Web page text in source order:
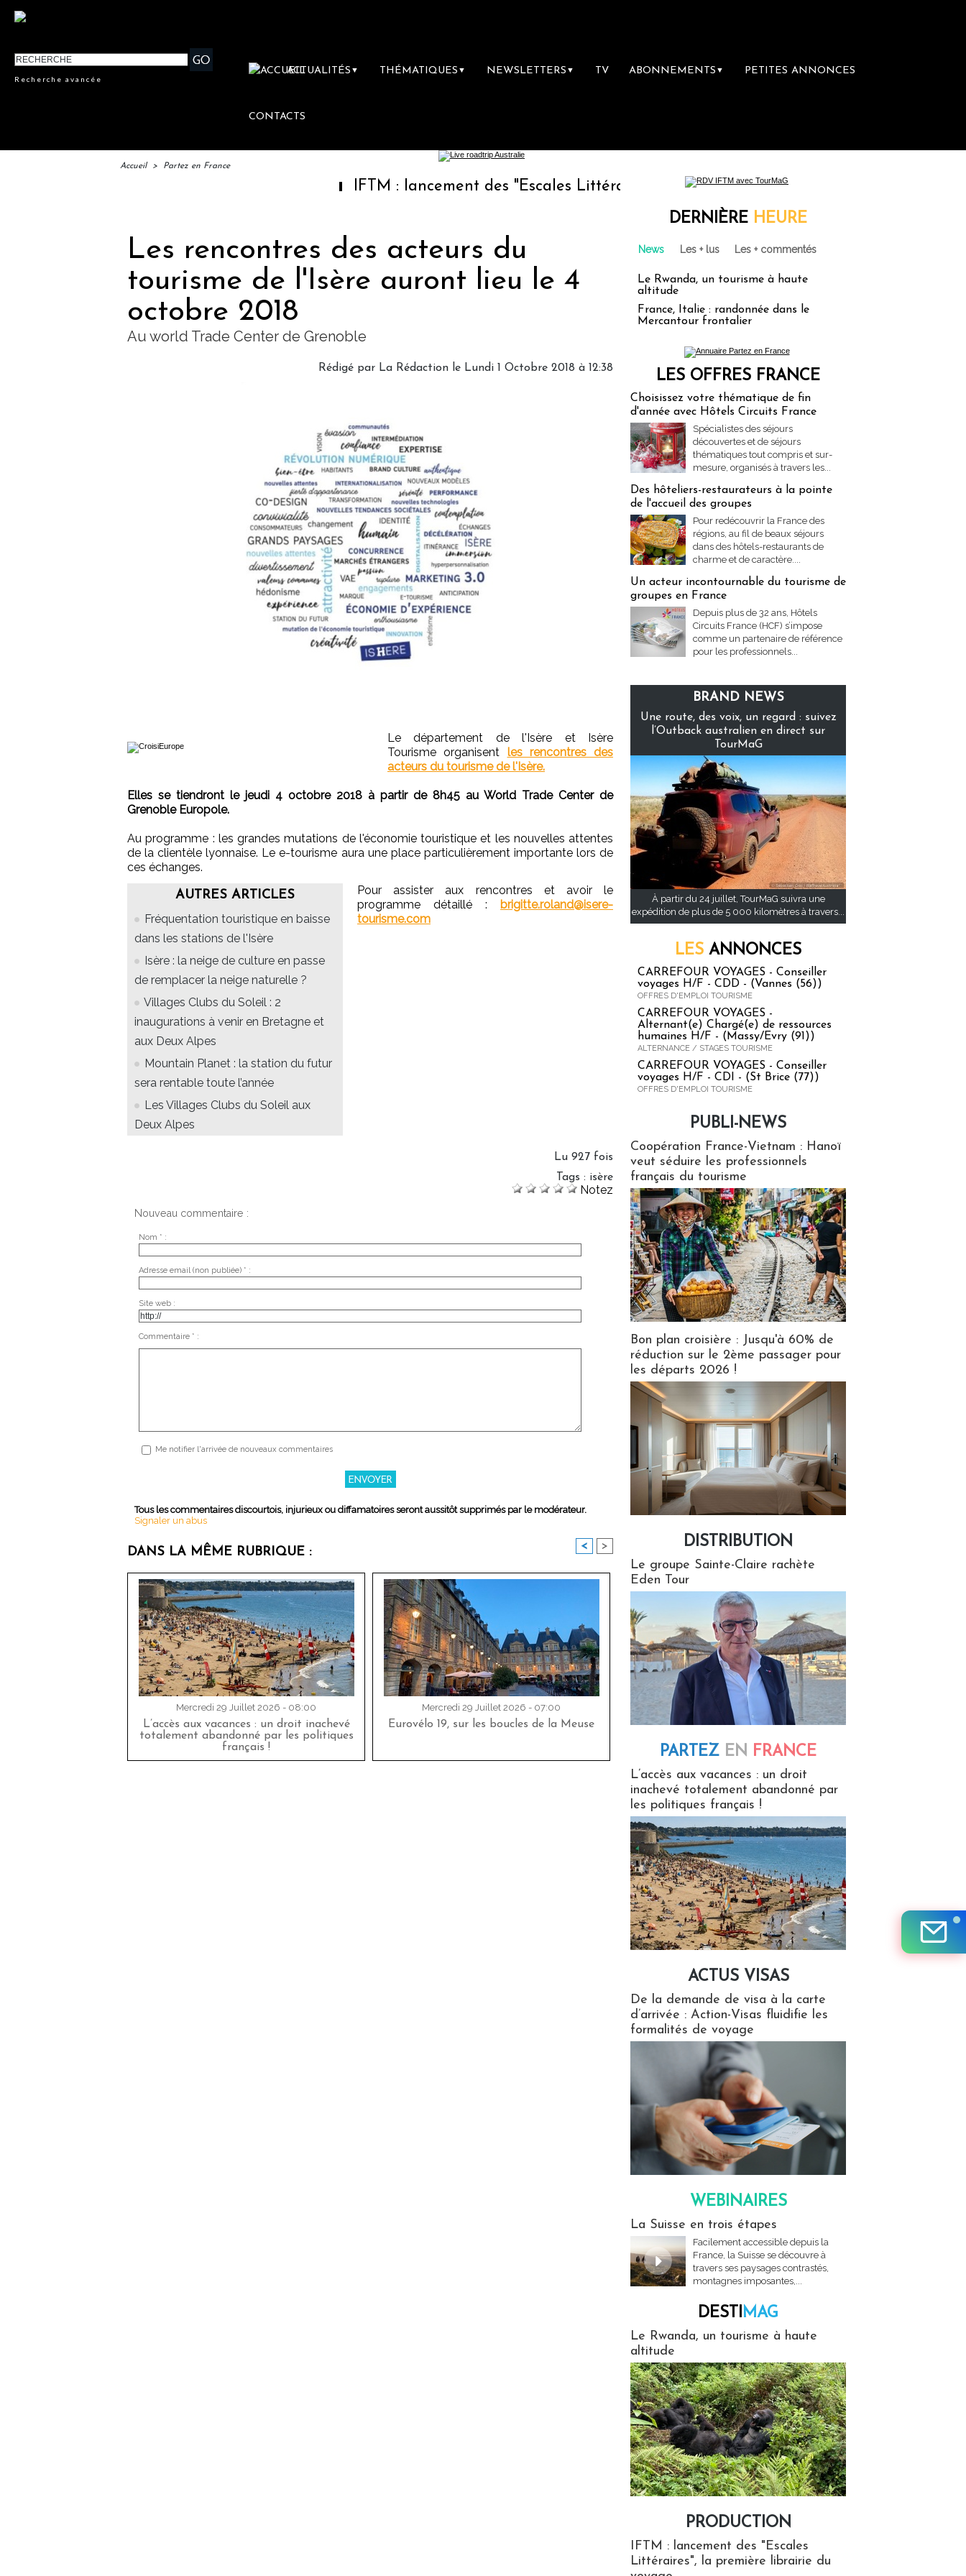
Recherche avancée
ACTUALITÉS ▼ THÉMATIQUES ▼ NEWSLETTERS ▼ TV ABONNEMENTS ▼ PETITES ANNONCES
CONTACTS
Accueil > Partez en France
IFTM : lancement des "Escales Littéraires", la première librairie du voyage
Les rencontres des acteurs du
tourisme de l'Isère auront lieu le 4
octobre 2018
Au world Trade Center de Grenoble
Rédigé par La Rédaction le Lundi 1 Octobre 2018 à 12:38
Le département de l'Isère et Isère
Tourisme organisent les rencontres des
acteurs du tourisme de l'Isère.
Elles se tiendront le jeudi 4 octobre 2018 à partir de 8h45 au World Trade Center de
Grenoble Europole.
Au programme : les grandes mutations de l'économie touristique et les nouvelles attentes
de la clientèle lyonnaise. Le e-tourisme aura une place particulièrement importante lors de
ces échanges.
AUTRES ARTICLES
Fréquentation touristique en baisse
dans les stations de l'Isère
Isère : la neige de culture en passe
de remplacer la neige naturelle ?
Villages Clubs du Soleil : 2
inaugurations à venir en Bretagne et
aux Deux Alpes
Mountain Planet : la station du futur
sera rentable toute l’année
Les Villages Clubs du Soleil aux
Deux Alpes
Pour assister aux rencontres et avoir le
programme détaillé : brigitte.roland@isere-
tourisme.com
Lu 927 fois
Tags : isère
Notez
Nouveau commentaire :
Nom * :
Adresse email (non publiée) * :
Site web :
Commentaire * :
Me notifier l'arrivée de nouveaux commentaires
Tous les commentaires discourtois, injurieux ou diffamatoires seront aussitôt supprimés par le modérateur.
Signaler un abus
DANS LA MÊME RUBRIQUE : < >
Mercredi 29 Juillet 2026 - 08:00
L’accès aux vacances : un droit inachevé
totalement abandonné par les politiques
français !
Mercredi 29 Juillet 2026 - 07:00
Eurovélo 19, sur les boucles de la Meuse
DERNIÈRE HEURE
News Les + lus Les + commentés
Le Rwanda, un tourisme à haute
altitude
France, Italie : randonnée dans le
Mercantour frontalier
LES OFFRES FRANCE
Choisissez votre thématique de fin
d'année avec Hôtels Circuits France
Spécialistes des séjours
découvertes et de séjours
thématiques tout compris et sur-
mesure, organisés à travers les...
Des hôteliers-restaurateurs à la pointe
de l'accueil des groupes
Pour redécouvrir la France des
régions, au fil de beaux séjours
dans des hôtels-restaurants de
charme et de caractère....
Un acteur incontournable du tourisme de
groupes en France
Depuis plus de 32 ans, Hôtels
Circuits France (HCF) s’impose
comme un partenaire de référence
pour les professionnels...
BRAND NEWS
Une route, des voix, un regard : suivez
l’Outback australien en direct sur
TourMaG
À partir du 24 juillet, TourMaG suivra une
expédition de plus de 5 000 kilomètres à travers...
LES ANNONCES
CARREFOUR VOYAGES - Conseiller
voyages H/F - CDD - (Vannes (56))
OFFRES D'EMPLOI TOURISME
CARREFOUR VOYAGES -
Alternant(e) Chargé(e) de ressources
humaines H/F - (Massy/Evry (91))
ALTERNANCE / STAGES TOURISME
CARREFOUR VOYAGES - Conseiller
voyages H/F - CDI - (St Brice (77))
OFFRES D'EMPLOI TOURISME
PUBLI-NEWS
Coopération France-Vietnam : Hanoï
veut séduire les professionnels
français du tourisme
Bon plan croisière : Jusqu'à 60% de
réduction sur le 2ème passager pour
les départs 2026 !
DISTRIBUTION
Le groupe Sainte-Claire rachète
Eden Tour
PARTEZ EN FRANCE
L’accès aux vacances : un droit
inachevé totalement abandonné par
les politiques français !
ACTUS VISAS
De la demande de visa à la carte
d’arrivée : Action-Visas fluidifie les
formalités de voyage
WEBINAIRES
La Suisse en trois étapes
Facilement accessible depuis la
France, la Suisse se découvre à
travers ses paysages contrastés,
montagnes imposantes,...
DESTIMAG
Le Rwanda, un tourisme à haute
altitude
PRODUCTION
IFTM : lancement des "Escales
Littéraires", la première librairie du